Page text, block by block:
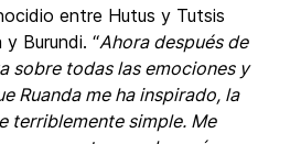
entre Hutus y Tutsis
Burundi. “Ahora después de
sobre todas las emociones y
Ruanda me ha inspirado, la
terriblemente simple. Me